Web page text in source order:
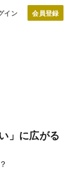
イン
」に広がる